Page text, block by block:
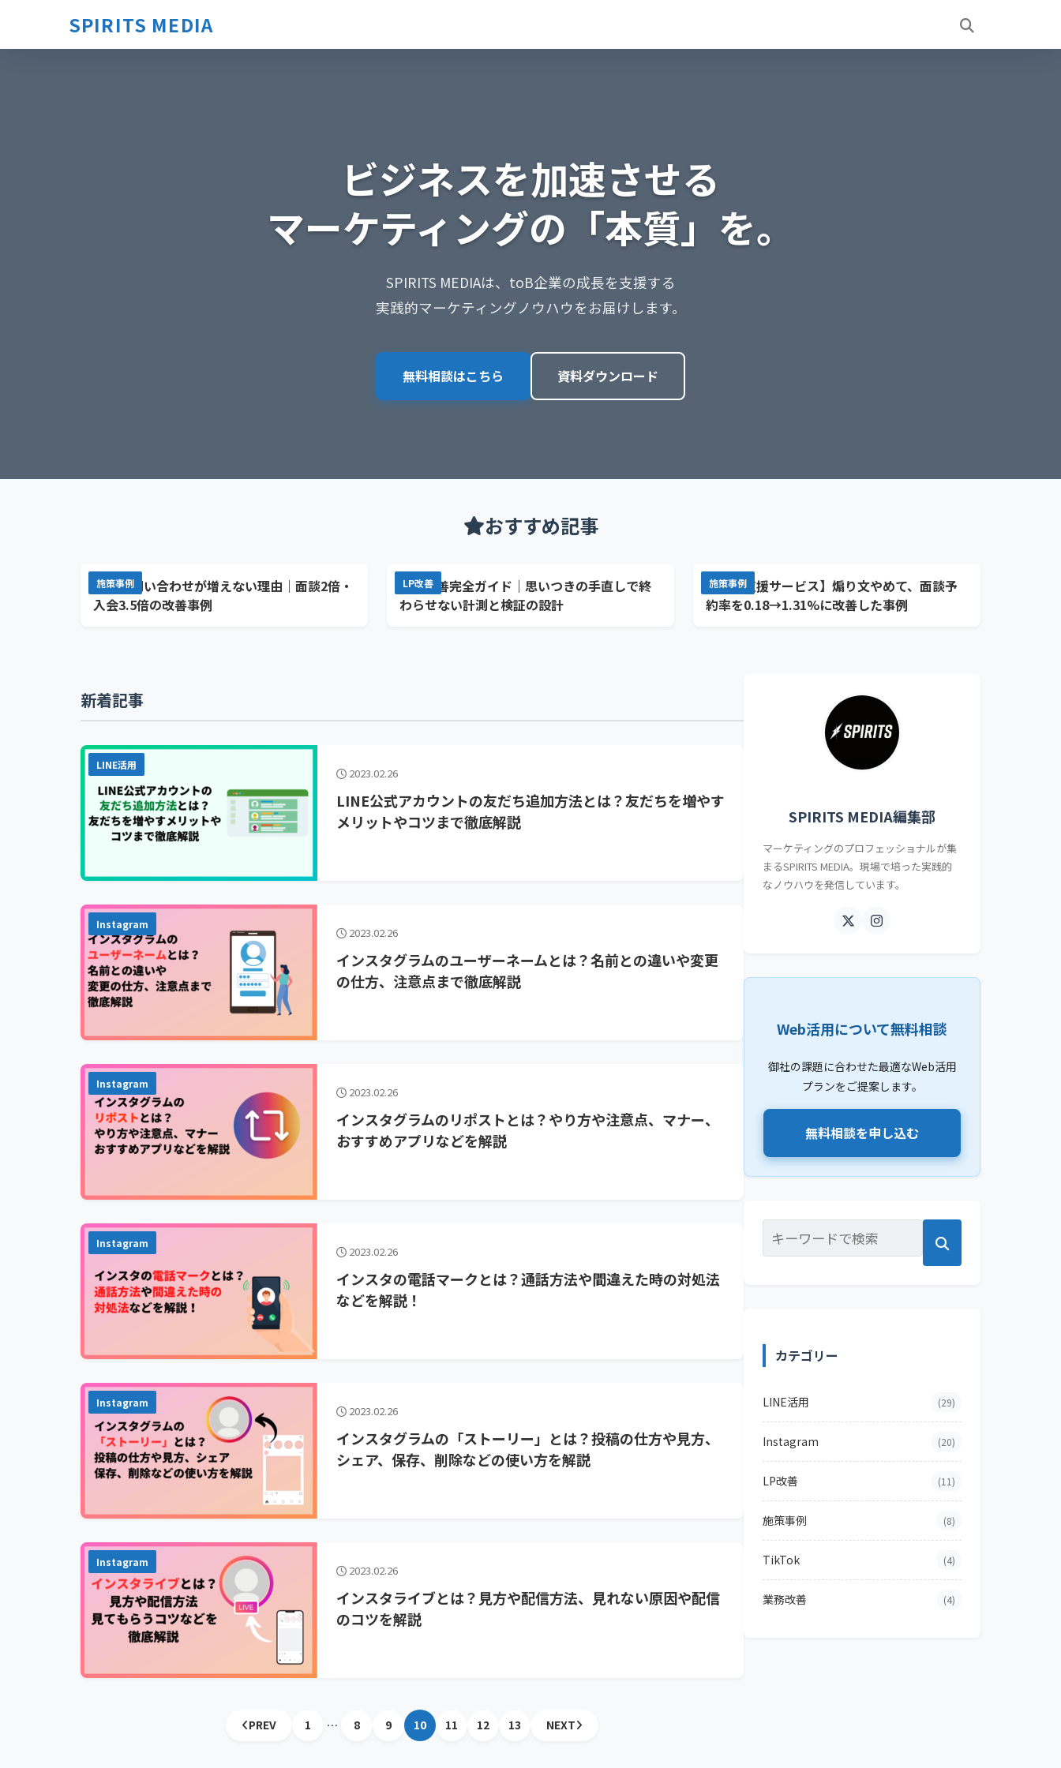
SPIRITS MEDIA
ビジネスを加速させる
マーケティングの「本質」を。
SPIRITS MEDIAは、toB企業の成長を支援する
実践的マーケティングノウハウをお届けします。
無料相談はこちら 資料ダウンロード
おすすめ記事
施策事例
広告で問い合わせが増えない理由｜面談2倍・
入会3.5倍の改善事例
LP改善
CVR改善完全ガイド｜思いつきの手直しで終
わらせない計測と検証の設計
施策事例
【就活支援サービス】煽り文やめて、面談予
約率を0.18→1.31%に改善した事例
新着記事
LINE活用
2023.02.26
LINE公式アカウントの友だち追加方法とは？友だちを増やす
メリットやコツまで徹底解説
Instagram
2023.02.26
インスタグラムのユーザーネームとは？名前との違いや変更
の仕方、注意点まで徹底解説
Instagram
2023.02.26
インスタグラムのリポストとは？やり方や注意点、マナー、
おすすめアプリなどを解説
Instagram
2023.02.26
インスタの電話マークとは？通話方法や間違えた時の対処法
などを解説！
Instagram
2023.02.26
インスタグラムの「ストーリー」とは？投稿の仕方や見方、
シェア、保存、削除などの使い方を解説
Instagram
2023.02.26
インスタライブとは？見方や配信方法、見れない原因や配信
のコツを解説
PREV 1 … 8 9 10 11 12 13 NEXT
SPIRITS MEDIA編集部
マーケティングのプロフェッショナルが集
まるSPIRITS MEDIA。現場で培った実践的
なノウハウを発信しています。
Web活用について無料相談
御社の課題に合わせた最適なWeb活用
プランをご提案します。
無料相談を申し込む
カテゴリー
LINE活用 (29)
Instagram (20)
LP改善 (11)
施策事例 (8)
TikTok (4)
業務改善 (4)